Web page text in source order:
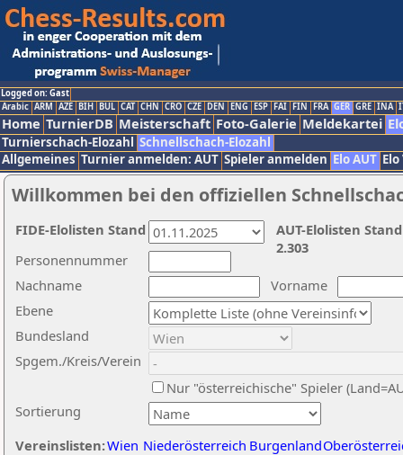
Logged on: Gast
Arabic ARM AZE BIH BUL CAT CHN CRO CZE DEN ENG ESP FAI FIN FRA GER GRE INA
Home TurnierDB Meisterschaft Foto-Galerie Meldekartei
Turnierschach-Elozahl Schnellschach-Elozahl
Allgemeines Turnier anmelden: AUT Spieler anmelden Elo AUT
Willkommen bei den offiziellen
Nachname
Vorname
Ebene
Sortierung
Personennummer
Bundesland
Spgem./Kreis/Verein
Nur "österreichische" Spieler
Vereinslisten:Wien Niederösterreich Burgenland
AUT-Elolisten
2.303
FIDE-Elolisten Stand